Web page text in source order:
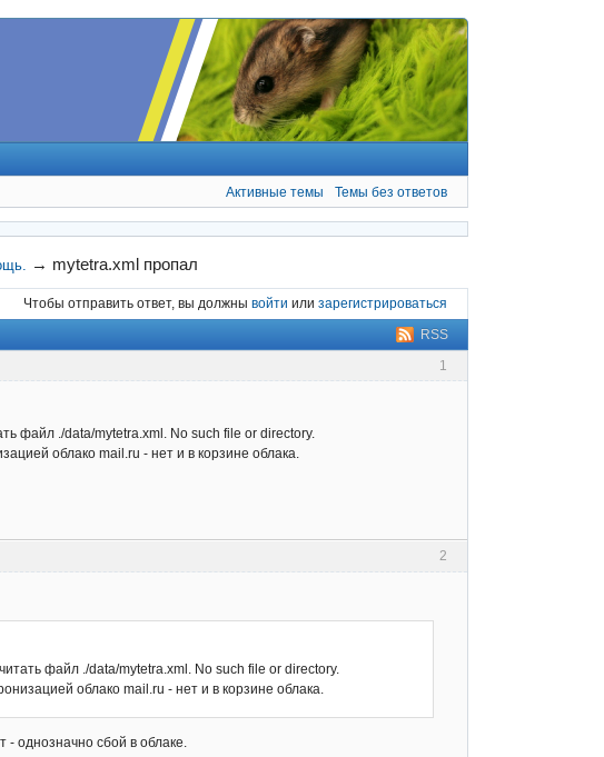
Активные темы Темы без ответов
→ mytetra.xml пропал
Чтобы отправить ответ, вы должны войти или зарегистрироваться
RSS
1
файл ./data/mytetra.xml. No such file or directory.
облако mail.ru - нет и в корзине облака.
2
файл ./data/mytetra.xml. No such file or directory.
облако mail.ru - нет и в корзине облака.
- однозначно сбой в облаке.